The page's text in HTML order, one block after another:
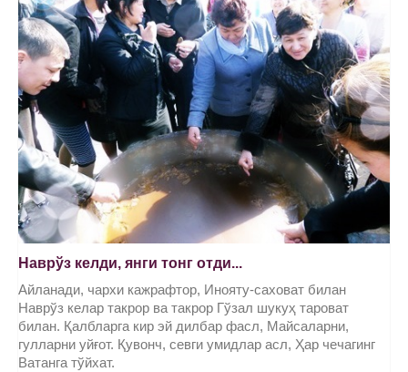
Наврўз келди, янги тонг отди...
Айланади, чархи кажрафтор, Инояту-саховат билан
Наврўз келар такрор ва такрор Гўзал шукуҳ тароват
билан. Қалбларга кир эй дилбар фасл, Майсаларни,
гулларни уйғот. Қувонч, севги умидлар асл, Ҳар чечагинг
Ватанга тўйхат.